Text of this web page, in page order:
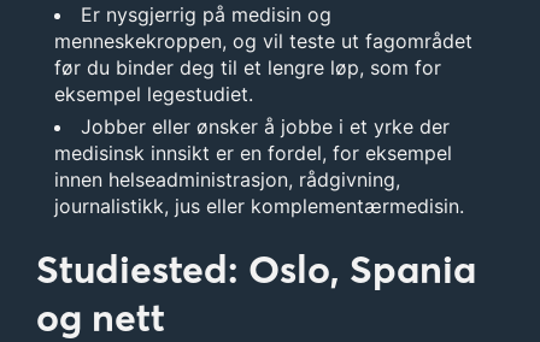
Er nysgjerrig på medisin og
menneskekroppen, og vil teste ut fagområdet
før du binder deg til et lengre løp, som for
eksempel legestudiet.
Jobber eller ønsker å jobbe i et yrke der
medisinsk innsikt er en fordel, for eksempel
innen helseadministrasjon, rådgivning,
journalistikk, jus eller komplementærmedisin.
Studiested: Oslo, Spania
og nett